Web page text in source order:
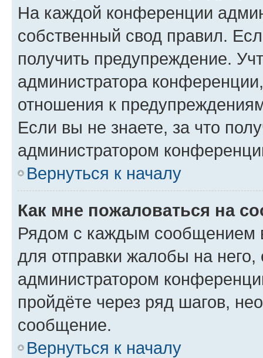
На каждой конференции
собственный свод правил.
получить предупреждение.
администратора
отношения к
Если вы не знаете, за что
администратором
Вернуться к началу
Как мне пожаловаться на
Рядом с каждым сообщением
для отправки жалобы на
администратором
пройдёте через ряд шагов,
сообщение.
Вернуться к началу